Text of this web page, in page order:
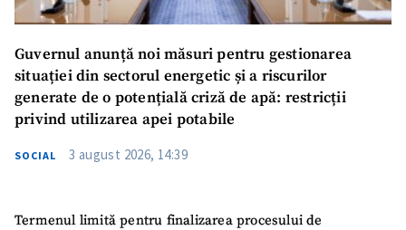
Guvernul anunță noi măsuri pentru gestionarea
situației din sectorul energetic și a riscurilor
generate de o potențială criză de apă: restricții
privind utilizarea apei potabile
SOCIAL 3 august 2026, 14:39
Termenul limită pentru finalizarea procesului de